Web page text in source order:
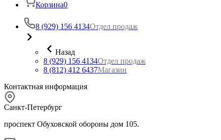
Корзина0
8 (929) 156 4134Отдел продаж
Назад
8 (929) 156 4134Отдел продаж
8 (812) 412 6437Магазин
Контактная информация
Санкт-Петербург
проспект Обуховской обороны дом 105.